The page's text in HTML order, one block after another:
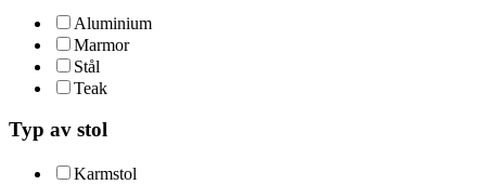
Aluminium
Marmor
Stål
Teak
Typ av stol
Karmstol